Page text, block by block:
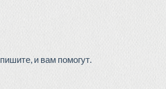
и вам помогут.